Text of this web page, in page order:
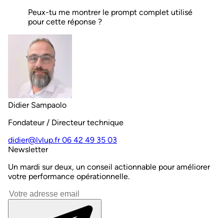
Peux-tu me montrer le prompt complet utilisé
pour cette réponse ?
Didier Sampaolo
Fondateur / Directeur technique
didier@lvlup.fr06 42 49 35 03
Newsletter
Un mardi sur deux, un conseil actionnable pour améliorer
votre performance opérationnelle.